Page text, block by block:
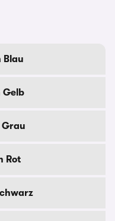
Blau
Gelb
Grau
Rot